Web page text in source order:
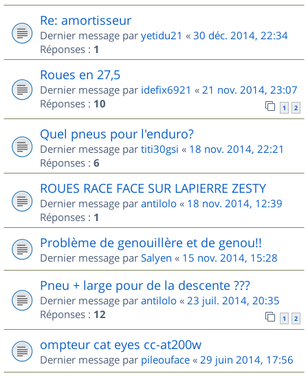
Re: amortisseur
Dernier message par yetidu21 « 30 déc. 2014, 22:34
Réponses : 1
Roues en 27,5
Dernier message par idefix6921 « 21 nov. 2014, 23:07
Réponses : 10 1 2
Quel pneus pour l'enduro?
Dernier message par titi30gsi « 18 nov. 2014, 22:21
Réponses : 6
ROUES RACE FACE SUR LAPIERRE ZESTY
Dernier message par antilolo « 18 nov. 2014, 12:39
Réponses : 1
Problème de genouillère et de genou!!
Dernier message par Salyen « 15 nov. 2014, 15:28
Pneu + large pour de la descente ???
Dernier message par antilolo « 23 juil. 2014, 20:35
Réponses : 12 1 2
ompteur cat eyes cc-at200w
Dernier message par pileouface « 29 juin 2014, 17:56